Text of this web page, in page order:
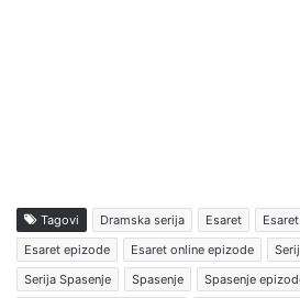
Tagovi Dramska serija Esaret
Esaret epizode
Esaret online epizode
Serija Spasenje
Spasenje Spasenje